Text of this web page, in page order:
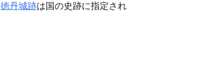
徳丹城跡は国の史跡に指定され